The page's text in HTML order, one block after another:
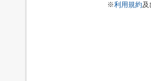
※利用規約及